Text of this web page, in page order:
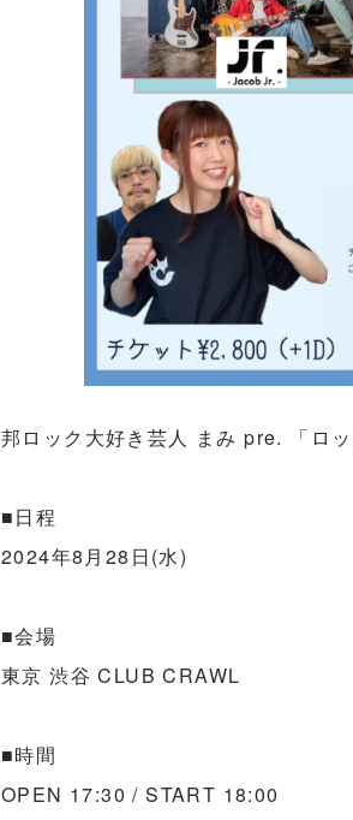
邦ロック大好き芸人 まみ pre. 「ロ
■日程
2024年8月28日(水)
■会場
東京 渋谷 CLUB CRAWL
■時間
OPEN 17:30 / START 18:00